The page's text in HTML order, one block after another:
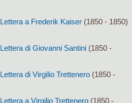
Lettera a Frederik Kaiser (1850 - 1850)
Lettera di Giovanni Santini (1850 -
Lettera di Virgilio Trettenero (1850 -
Lettera a Virgilio Trettenero (1850 -